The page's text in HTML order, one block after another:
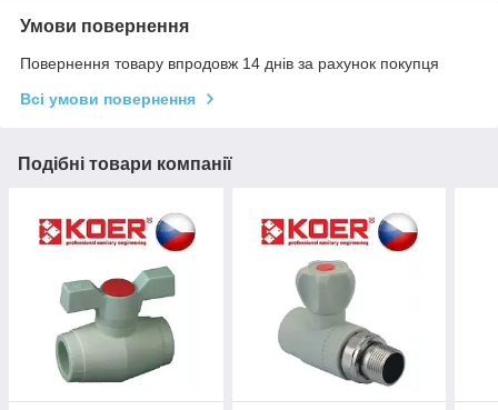
Умови повернення
Повернення товару впродовж 14 днів за рахунок покупця
Всі умови повернення
Подібні товари компанії